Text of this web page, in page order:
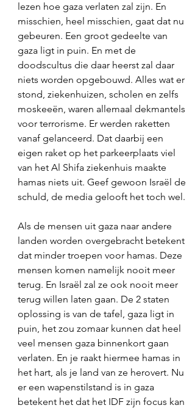
lezen hoe gaza verlaten zal zijn. En
misschien, heel misschien, gaat dat nu
gebeuren. Een groot gedeelte van
gaza ligt in puin. En met de
doodscultus die daar heerst zal daar
niets worden opgebouwd. Alles wat er
stond, ziekenhuizen, scholen en zelfs
moskeeën, waren allemaal dekmantels
voor terrorisme. Er werden raketten
vanaf gelanceerd. Dat daarbij een
eigen raket op het parkeerplaats viel
van het Al Shifa ziekenhuis maakte
hamas niets uit. Geef gewoon Israël de
schuld, de media gelooft het toch wel.
Als de mensen uit gaza naar andere
landen worden overgebracht betekent
dat minder troepen voor hamas. Deze
mensen komen namelijk nooit meer
terug. En Israël zal ze ook nooit meer
terug willen laten gaan. De 2 staten
oplossing is van de tafel, gaza ligt in
puin, het zou zomaar kunnen dat heel
veel mensen gaza binnenkort gaan
verlaten. En je raakt hiermee hamas in
het hart, als je land van ze herovert. Nu
er een wapenstilstand is in gaza
betekent het dat het IDF zijn focus kan